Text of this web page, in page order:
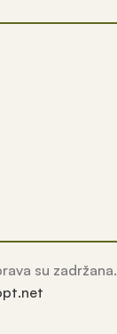
su zadržana.